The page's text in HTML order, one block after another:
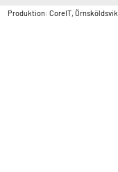
Produktion: CoreIT, Örnsköldsvik